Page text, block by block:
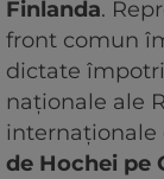
Finlanda.
front comun
dictate
naționale ale
internaționale
de Hochei pe